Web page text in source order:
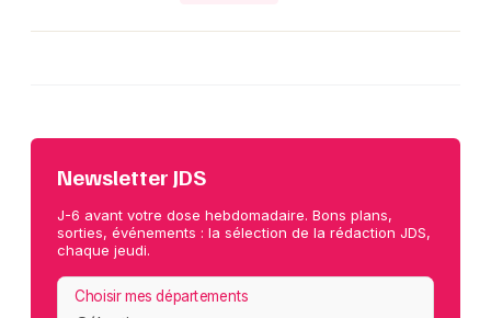
Newsletter JDS
J-6 avant votre dose hebdomadaire. Bons plans,
sorties, événements : la sélection de la rédaction JDS,
chaque jeudi.
Choisir mes départements